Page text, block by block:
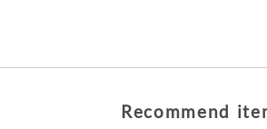
Recommend